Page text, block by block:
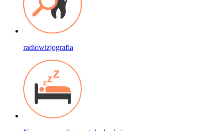
radiowizjografia